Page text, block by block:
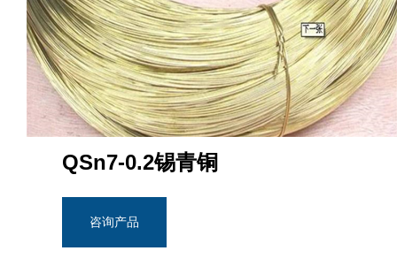
QSn7-0.2锡青铜
咨询产品